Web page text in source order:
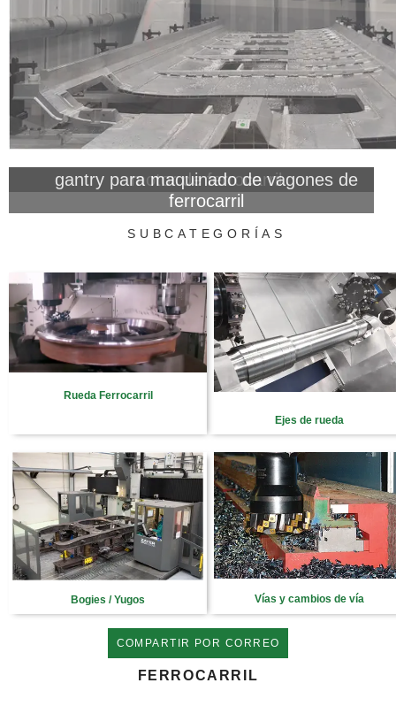
gantry para maquinado de vagones de
ferrocarril
SUBCATEGORÍAS
Rueda Ferrocarril
Ejes de rueda
Bogies / Yugos Vías y cambios de vía
COMPARTIR POR CORREO
FERROCARRIL